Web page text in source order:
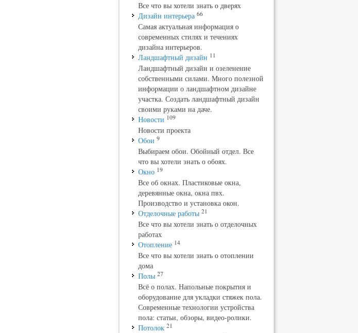
Все что вы хотели знать о дверях
Дизайн интерьера 66
Самая актуальная информация о
современных стилях и течениях
дизайна интерьеров.
Ландшафтный дизайн 11
Ландшафтный дизайн и озеленение
собственными силами. Много полезной
информации о ландшафтном дизайне
участка. Создать ландшафтный дизайн
своими руками на даче.
Новости 109
Новости проекта
Обои 9
Выбираем обои. Обойный отдел. Все
что вы хотели знать о обоях.
Окно 19
Все об окнах. Пластиковые окна,
деревянные окна, окна пвх.
Производство и установка окон.
Отделочные работы 21
Все что вы хотели знать о отделочных
работах
Отопление 14
Все что вы хотели знать о отоплении
дома
Полы 27
Всё о полах. Напольные покрытия и
оборудование для укладки стяжек пола.
Современные технологии устройства
пола: статьи, обзоры, видео-ролики.
Потолок 21